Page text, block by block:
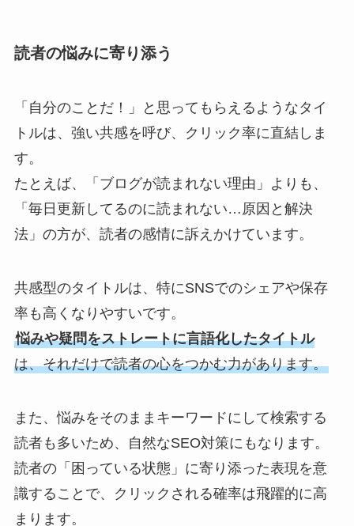
読者の悩みに寄り添う
「自分のことだ！」と思ってもらえるようなタイ
トルは、強い共感を呼び、クリック率に直結しま
す。
たとえば、「ブログが読まれない理由」よりも、
「毎日更新してるのに読まれない…原因と解決
法」の方が、読者の感情に訴えかけています。
共感型のタイトルは、特にSNSでのシェアや保存
率も高くなりやすいです。
悩みや疑問をストレートに言語化したタイトル
は、それだけで読者の心をつかむ力があります。
また、悩みをそのままキーワードにして検索する
読者も多いため、自然なSEO対策にもなります。
読者の「困っている状態」に寄り添った表現を意
識することで、クリックされる確率は飛躍的に高
まります。